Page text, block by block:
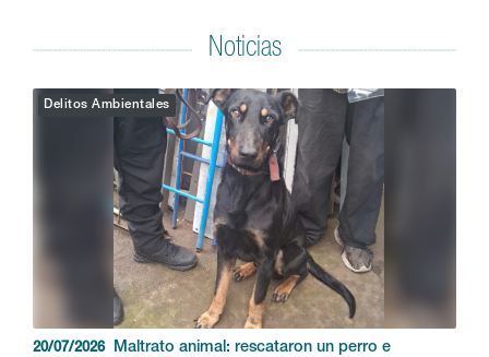
Noticias
Delitos Ambientales
20/07/2026
Maltrato animal: rescataron un perro e